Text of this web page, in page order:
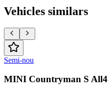
Vehicles similars
Semi-nou
MINI Countryman S All4